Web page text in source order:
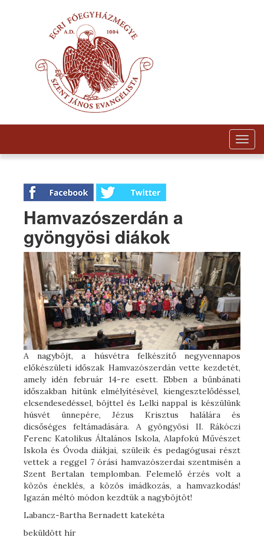
Hamvazószerdán a
gyöngyösi diákok
A nagyböjt, a húsvétra felkészítő negyvennapos
előkészületi időszak Hamvazószerdán vette kezdetét,
amely idén február 14-re esett. Ebben a bűnbánati
időszakban hitünk elmélyítésével, kiengesztelődéssel,
elcsendesedéssel, böjttel és Lelki nappal is készülünk
húsvét ünnepére, Jézus Krisztus halálára és
dicsőséges feltámadására. A gyöngyösi II. Rákóczi
Ferenc Katolikus Általános Iskola, Alapfokú Művészet
Iskola és Óvoda diákjai, szüleik és pedagógusai részt
vettek a reggel 7 órási hamvazószerdai szentmisén a
Szent Bertalan templomban. Felemelő érzés volt a
közös éneklés, a közös imádkozás, a hamvazkodás!
Igazán méltó módon kezdtük a nagyböjtöt!
Labancz-Bartha Bernadett katekéta
beküldött hír